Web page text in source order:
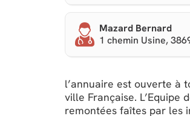
Mazard Bernard
1 chemin Usine,
l’annuaire est ouverte à
ville Française.
remontées faîtes par les